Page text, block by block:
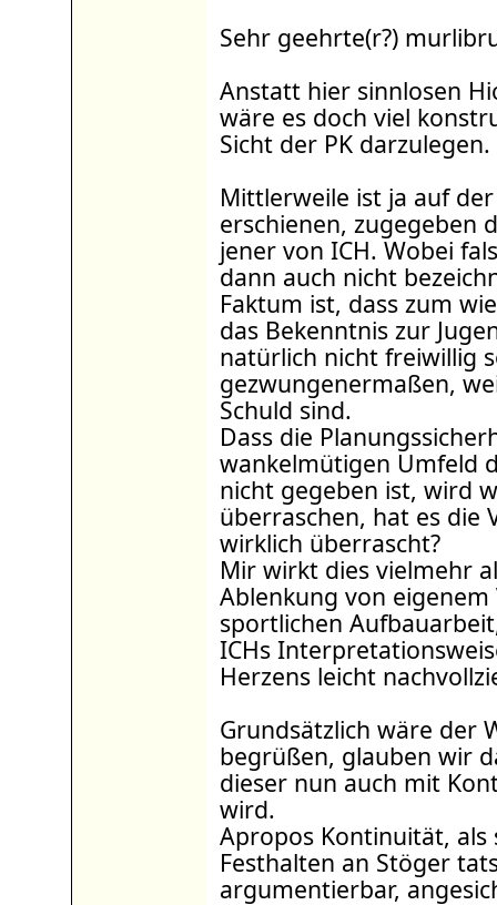
Sehr geehrte(r?)
Anstatt hier sinnlosen
wäre es doch viel
Sicht der PK darzulegen.
Mittlerweile ist ja auf
erschienen, zugegeben
jener von ICH. Wobei
dann auch nicht
Faktum ist, dass zum
das Bekenntnis zur
natürlich nicht freiwillig
gezwungenermaßen,
Schuld sind.
Dass die
wankelmütigen Umfeld
nicht gegeben ist, wird
überraschen, hat es die
wirklich überrascht?
Mir wirkt dies vielmehr
Ablenkung von
sportlichen
ICHs
Herzens leicht
Grundsätzlich wäre der
begrüßen, glauben wir
dieser nun auch mit
wird.
Apropos Kontinuität, als
Festhalten an Stöger
argumentierbar,